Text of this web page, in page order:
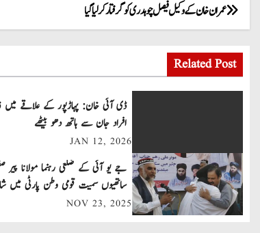
P
o
s
a
v
i
عمران خان کے وکیل فیصل چوہدری کو گرفتار کرلیا گیا
Related Post
ڈی آئی خان: پہاڑپور کے علاقے میں
افراد جان سے ہاتھ دھو بیٹھے
JAN 12, 2026
جے یو آئی کے ضلعی رہنما مولانا پیر
ساتھیوں سمیت قومی وطن پارٹی میں
NOV 23, 2025